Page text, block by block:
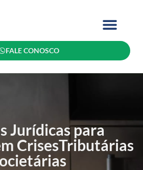
FALE CONOSCO
Jurídicas para
CrisesTributárias